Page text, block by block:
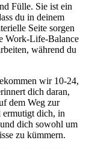
Fülle. Sie ist ein
du in deinem
Seite sorgen
Work-Life-Balance
während du
wir 10-24,
dich daran,
dem Weg zur
ermutigt dich, in
dich sowohl um
zu kümmern.